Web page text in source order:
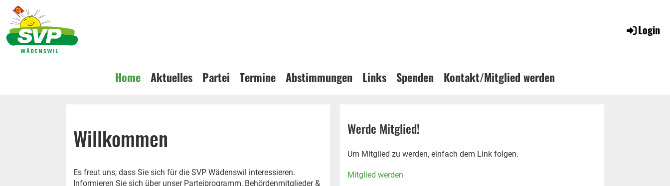
Login
Home Aktuelles Partei Termine Abstimmungen Links Spenden Kontakt/Mitglied werden
Willkommen
Es freut uns, dass Sie sich für die SVP Wädenswil interessieren.
Informieren Sie sich über unser Parteiprogramm, Behördenmitglieder &
Werde Mitglied!
Um Mitglied zu werden, einfach dem Link folgen.
Mitglied werden